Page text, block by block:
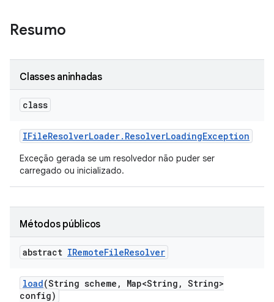
Resumo
Classes aninhadas
class
IFileResolverLoader. ResolverLoadingException
Exceção gerada se um resolvedor não puder ser
carregado ou inicializado.
Métodos públicos
abstract IRemoteFileResolver
load(String scheme , Map<String , String>
config)